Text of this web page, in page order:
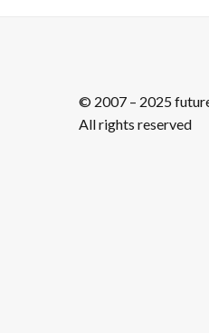
© 2007 – 2025
All rights reserved